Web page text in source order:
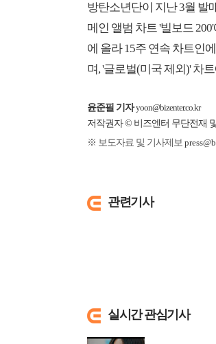
방탄소년단이 지난 3월 발
메인 앨범 차트 '빌보드
에 올라 15주 연속 차트인
며, '글로벌(미국 제외)' 차
윤준필 기자 yoon@bizenter.co.kr
저작권자 © 비즈엔터 무단전재
※ 보도자료 및 기사제보
관련기사
실시간 관심기사